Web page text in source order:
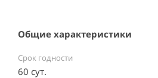
Общие характеристики
Срок годности
60 сут.